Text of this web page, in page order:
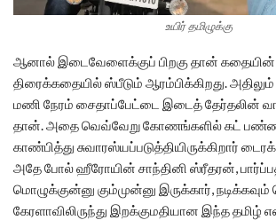
உயிர் தமிழுக்கு
ஆனால் இடைவேளைக்குப் பிறகு தான் கதையின்
திரைக்கதையில் ஸ்பீடும் ஆரம்பிக்கிறது.
மணி நேரம் சைதாப்பேட்டை இடைத் தேர்தலின்
தான். அதை வெவ்வேறு கோணங்களில் கட்
காண்பித்து சுவாரஸ்யப்படுத்தியிருக்கிறார்
அதே போல் ஹீரோயின் சாந்தினி ஸ்ரீதரன்,
மொழுக்குன்னு கும்முன்னு இருக்கார், நடிக்கவும்
கேரளாவிலிருந்து இறக்குமதியான இந்த தமிழ்